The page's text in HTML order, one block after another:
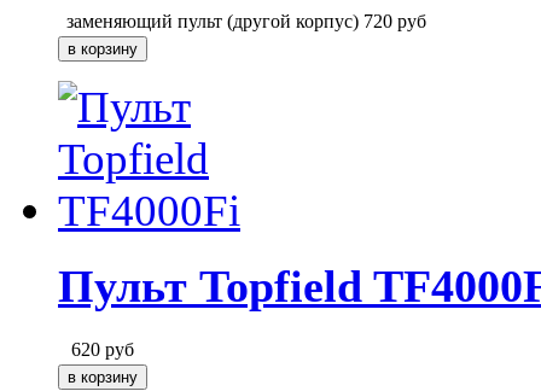
заменяющий пульт (другой корпус) 720 руб
Пульт Topfield
620 руб